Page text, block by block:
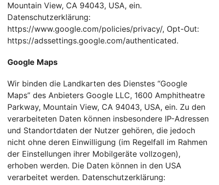
Mountain View, CA 94043, USA, ein.
Datenschutzerklärung:
https://www.google.com/policies/privacy/, Opt-Out:
https://adssettings.google.com/authenticated.
Google Maps
Wir binden die Landkarten des Dienstes “Google
Maps” des Anbieters Google LLC, 1600 Amphitheatre
Parkway, Mountain View, CA 94043, USA, ein. Zu den
verarbeiteten Daten können insbesondere IP-Adressen
und Standortdaten der Nutzer gehören, die jedoch
nicht ohne deren Einwilligung (im Regelfall im Rahmen
der Einstellungen ihrer Mobilgeräte vollzogen),
erhoben werden. Die Daten können in den USA
verarbeitet werden. Datenschutzerklärung: